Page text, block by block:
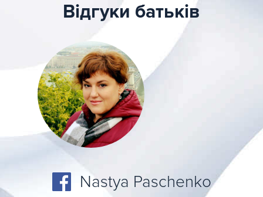
Відгуки батьків
Nastya Paschenko
Irina Gdulya
Natalya Slivka
Evgen Zhukov